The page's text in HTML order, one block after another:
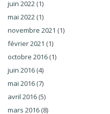
juin 2022 (1)
mai 2022 (1)
novembre 2021 (1)
février 2021 (1)
octobre 2016 (1)
juin 2016 (4)
mai 2016 (7)
avril 2016 (5)
mars 2016 (8)